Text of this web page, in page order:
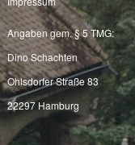
Angaben gem. § 5 TMG:
Dino Schachten
Ohlsdorfer Straße 83
22297 Hamburg